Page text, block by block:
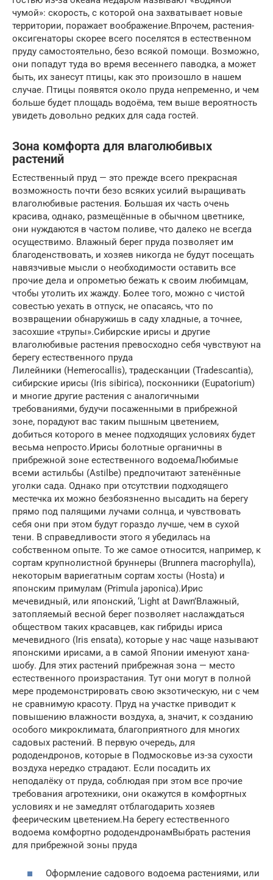
чумой»: скорость, с которой она захватывает новые
территории, поражает воображение.Впрочем, растения-
оксигенаторы скорее всего поселятся в естественном
пруду самостоятельно, безо всякой помощи. Возможно,
они попадут туда во время весеннего паводка, а может
быть, их занесут птицы, как это произошло в нашем
случае. Птицы появятся около пруда непременно, и чем
больше будет площадь водоёма, тем выше вероятность
увидеть довольно редких для сада гостей.
Зона комфорта для влаголюбивых
растений
Естественный пруд — это прежде всего прекрасная
возможность почти безо всяких усилий выращивать
влаголюбивые растения. Большая их часть очень
красива, однако, размещённые в обычном цветнике,
они нуждаются в частом поливе, что далеко не всегда
осуществимо. Влажный берег пруда позволяет им
благоденствовать, и хозяев никогда не будут посещать
навязчивые мысли о необходимости оставить все
прочие дела и опрометью бежать к своим любимцам,
чтобы утолить их жажду. Более того, можно с чистой
совестью уехать в отпуск, не опасаясь, что по
возвращении обнаружишь в саду хладные, а точнее,
засохшие «трупы».Сибирские ирисы и другие
влаголюбивые растения превосходно себя чувствуют на
берегу естественного пруда
Лилейники (Hemerocallis), традесканции (Tradescantia),
сибирские ирисы (Iris sibirica), посконники (Eupatorium)
и многие другие растения с аналогичными
требованиями, будучи посаженными в прибрежной
зоне, порадуют вас таким пышным цветением,
добиться которого в менее подходящих условиях будет
весьма непросто.Ирисы болотные органичны в
прибрежной зоне естественного водоемаЛюбимые
всеми астильбы (Astilbe) предпочитают затенённые
уголки сада. Однако при отсутствии подходящего
местечка их можно безбоязненно высадить на берегу
прямо под палящими лучами солнца, и чувствовать
себя они при этом будут гораздо лучше, чем в сухой
тени. В справедливости этого я убедилась на
собственном опыте. То же самое относится, например, к
сортам крупнолистной бруннеры (Вrunnera macrophylla),
некоторым вариегатным сортам хосты (Hosta) и
японским примулам (Primula japonica).Ирис
мечевидный, или японский, ‘Light at Dawn’Влажный,
затопляемый весной берег позволяет наслаждаться
обществом таких красавцев, как гибриды ириса
мечевидного (Iris ensata), которые у нас чаще называют
японскими ирисами, а в самой Японии именуют хана-
шобу. Для этих растений прибрежная зона — место
естественного произрастания. Тут они могут в полной
мере продемонстрировать свою экзотическую, ни с чем
не сравнимую красоту. Пруд на участке приводит к
повышению влажности воздуха, а, значит, к созданию
особого микроклимата, благоприятного для многих
садовых растений. В первую очередь, для
рододендронов, которые в Подмосковье из-за сухости
воздуха нередко страдают. Если посадить их
неподалёку от пруда, соблюдая при этом все прочие
требования агротехники, они окажутся в комфортных
условиях и не замедлят отблагодарить хозяев
феерическим цветением.На берегу естественного
водоема комфортно рододендронамВыбрать растения
для прибрежной зоны пруда
Оформление садового водоема растениями, или